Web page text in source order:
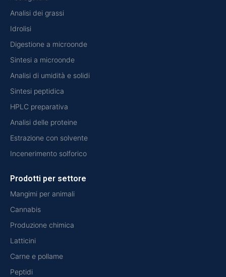
Analisi dei grassi
Idrolisi
Digestione a microonde
Sintesi a microonde
Analisi di umidità e solidi
Sintesi peptidica
HPLC preparativa
Analisi delle proteine
Estrazione con solvente
Incenerimento solforico
Prodotti per settore
Mangimi per animali
Cannabis
Produzione chimica
Latticini
Carne e pollame
Peptidi